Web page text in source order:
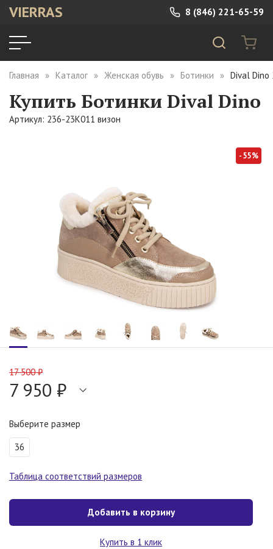
VIERRAS 8 (846) 221-65-59
Главная Каталог Женская обувь Ботинки Dival Dino
Купить Ботинки Dival Dino
Артикул: 236-23K011 визон
- 55%
17 500 ₽
7 950 ₽
Выберите размер
36
Таблица соответствий размеров
Добавить в корзину
Купить в 1 клик